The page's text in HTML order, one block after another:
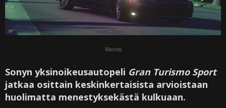
Mainos
Sonyn yksinoikeusautopeli Gran Turismo Sport
jatkaa osittain keskinkertaisista arvioistaan
huolimatta menestyksekästä kulkuaan.